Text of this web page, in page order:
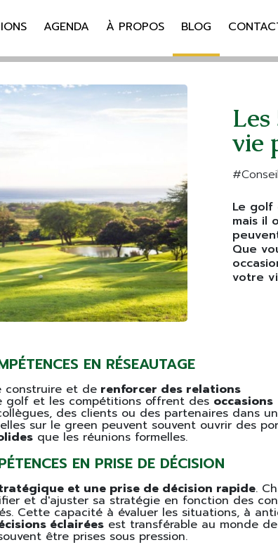
AGENDA À PROPOS BLOG
vie
Le golf
mais il
Que
votre
EN RÉSEAUTAGE
construire et de renforcer des relations
golf et les compétitions offrent des occasions
des clients ou des partenaires dans
sur le green peuvent souvent ouvrir des
que les réunions formelles.
EN PRISE DE DÉCISION
et une prise de décision rapide.
et d'ajuster sa stratégie en fonction des
Cette capacité à évaluer les situations, à
éclairées est transférable au monde
être prises sous pression.